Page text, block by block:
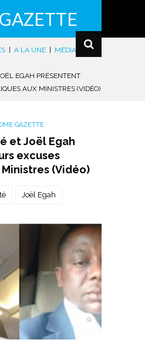
A LA UNE MÉDIAS
|
EGAH PRÉSENTENT
AUX MINISTRES (VIDÉO)
GAZETTE
et Joël Egah
excuses
(Vidéo)
Joël Egah